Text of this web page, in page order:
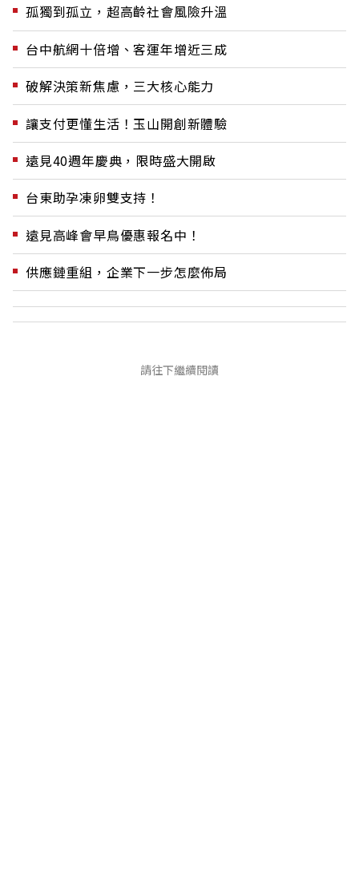
孤獨到孤立，超高齡社會風險升溫
台中航網十倍增、客運年增近三成
破解決策新焦慮，三大核心能力
讓支付更懂生活！玉山開創新體驗
遠見40週年慶典，限時盛大開啟
台東助孕凍卵雙支持！
遠見高峰會早鳥優惠報名中！
供應鏈重組，企業下一步怎麼佈局
請往下繼續閱讀